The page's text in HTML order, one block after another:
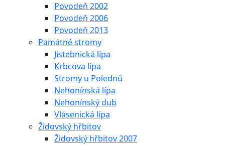
Povodeň 2002
Povodeň 2006
Povodeň 2013
Památné stromy
Jistebnická lípa
Krbcova lípa
Stromy u Polednů
Nehonínská lípa
Nehonínský dub
Vlásenická lípa
Židovský hřbitov
Židovský hřbitov 2007